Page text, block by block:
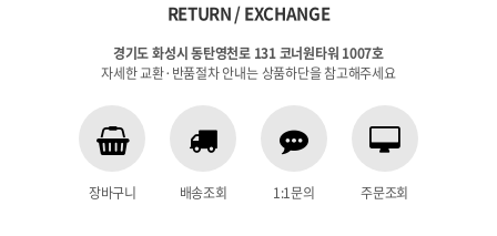
RETURN / EXCHANGE
경기도 화성시 동탄영천로 131 코너원타워 1007호
자세한 교환·반품절차 안내는 상품하단을 참고해주세요
장바구니 배송조회 1:1문의 주문조회